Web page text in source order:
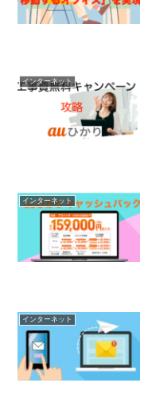
インターネット
インターネット
インターネット